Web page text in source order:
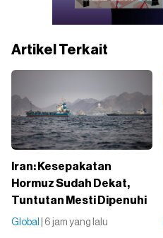
Artikel Terkait
Iran: Kesepakatan
Hormuz Sudah Dekat,
Tuntutan Mesti Dipenuhi
Global | 6 jam yang lalu